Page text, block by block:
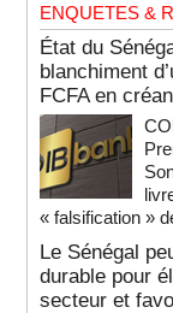
ENQUETES &
État du
blanchiment
FCFA en
« falsification »
Le Sénégal
durable pour
secteur et